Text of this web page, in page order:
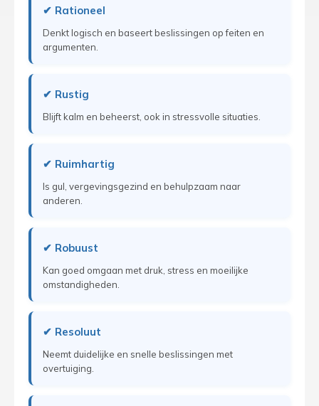
✔ Rationeel
Denkt logisch en baseert beslissingen op feiten en
argumenten.
✔ Rustig
Blijft kalm en beheerst, ook in stressvolle situaties.
✔ Ruimhartig
Is gul, vergevingsgezind en behulpzaam naar
anderen.
✔ Robuust
Kan goed omgaan met druk, stress en moeilijke
omstandigheden.
✔ Resoluut
Neemt duidelijke en snelle beslissingen met
overtuiging.